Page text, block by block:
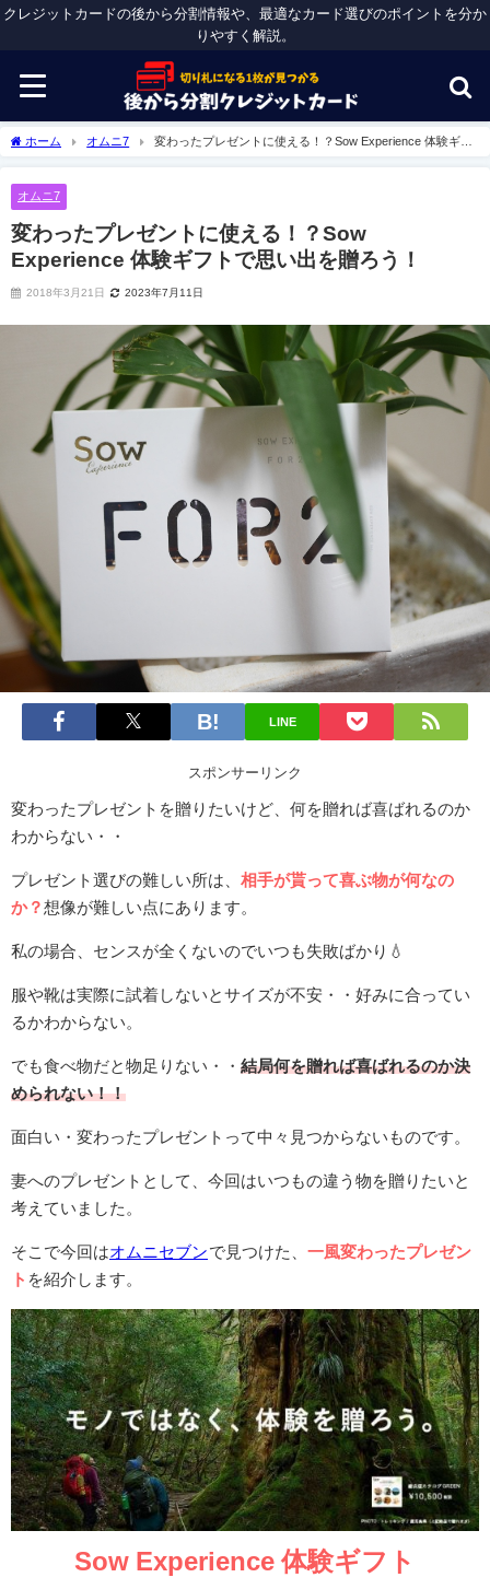
クレジットカードの後から分割情報や、最適なカード選びのポイントを分か
りやすく解説。
ホーム オムニ7
変わったプレゼントに使える！？Sow Experience 体験ギフ
オムニ7
変わったプレゼントに使える！？Sow
Experience 体験ギフトで思い出を贈ろう！
2018年3月21日 2023年7月11日
LINE
スポンサーリンク
変わったプレゼントを贈りたいけど、何を贈れば喜ばれるのか
わからない・・
プレゼント選びの難しい所は、 相手が貰って喜ぶ物が何なの
か？ 想像が難しい点にあります。
私の場合、センスが全くないのでいつも失敗ばかり💧
服や靴は実際に試着しないとサイズが不安・・好みに合ってい
るかわからない。
でも食べ物だと物足りない・・ 結局何を贈れば喜ばれるのか決
められない！！
面白い・変わったプレゼントって中々見つからないものです。
妻へのプレゼントとして、今回はいつもの違う物を贈りたいと
考えていました。
そこで今回はオムニセブン で見つけた、 一風変わったプレゼン
ト を紹介します。
Sow Experience 体験ギフト